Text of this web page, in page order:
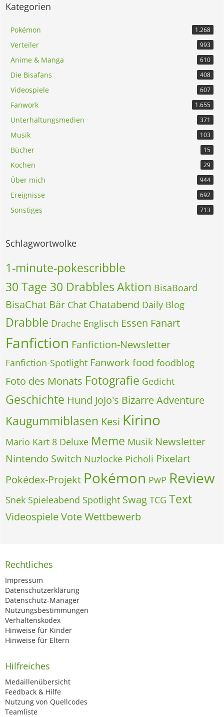
Kategorien
Pokémon 1.268
Verteiler 993
Anime & Manga 610
Die Bisafans 408
Videospiele 607
Fanwork 1.655
Unterhaltungsmedien 371
Musik 103
Bücher 15
Kochen 29
Über mich 944
Ereignisse 692
Sonstiges 713
Schlagwortwolke
1-minute-pokescribble
30 Tage 30 DrabblesAktion BisaBoard
BisaChat Bär Chat Chatabend Daily Blog
Drabble Drache Englisch Essen Fanart
Fanfiction Fanfiction-Newsletter
Fanfiction-Spotlight Fanwork food foodblog
Foto des Monats Fotografie Gedicht
Geschichte Hund JoJo's Bizarre Adventure
Kaugummiblasen Kesi Kirino
Mario Kart 8 Deluxe Meme Musik Newsletter
Nintendo Switch Nuzlocke Picholi Pixelart
Pokédex-Projekt Pokémon PwP Review
Snek Spieleabend Spotlight Swag TCG Text
VideospieleVoteWettbewerb
Rechtliches
Impressum
Datenschutzerklärung
Datenschutz-Manager
Nutzungsbestimmungen
Verhaltenskodex
Hinweise für Kinder
Hinweise für Eltern
Hilfreiches
Medaillenübersicht
Feedback & Hilfe
Nutzung von Quellcodes
Teamliste